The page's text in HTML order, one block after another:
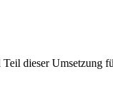
dieser Umsetzung